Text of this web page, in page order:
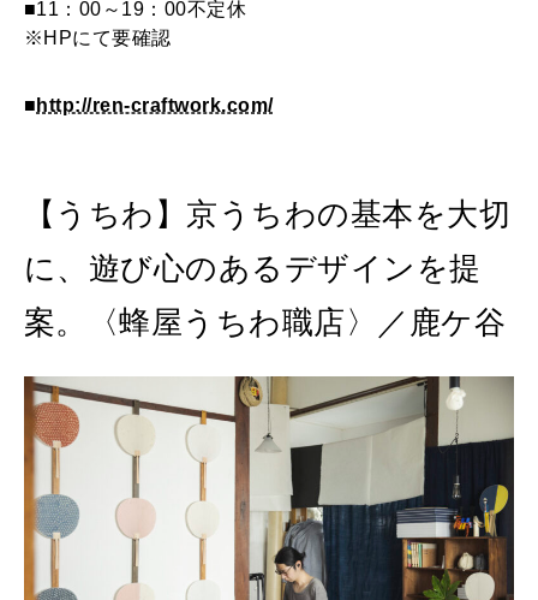
■11：00～19：00不定休
※HPにて要確認
■ http://ren-craftwork.com/
【うちわ】京うちわの基本を大切
に、遊び心のあるデザインを提
案。〈蜂屋うちわ職店〉／鹿ケ谷